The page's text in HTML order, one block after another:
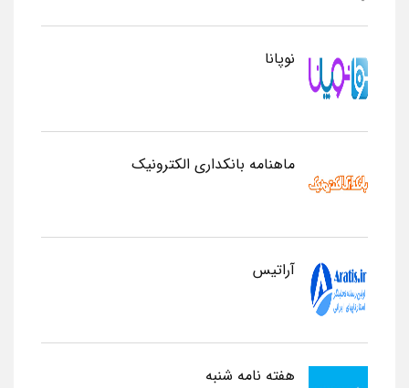
نوپانا
ماهنامه بانکداری الکترونیک
آراتیس
هفته نامه شنبه